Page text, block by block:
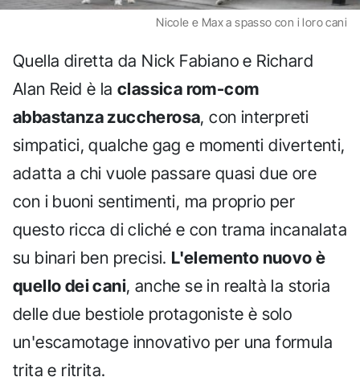
Nicole e Max a spasso con i loro cani
Quella diretta da Nick Fabiano e Richard
Alan Reid è laclassica rom-com
abbastanza zuccherosa, con interpreti
simpatici, qualche gag e momenti divertenti,
adatta a chi vuole passare quasi due ore
con i buoni sentimenti, ma proprio per
questo ricca di cliché e con trama incanalata
su binari ben precisi. L'elemento nuovo è
quello dei cani, anche se in realtà la storia
delle due bestiole protagoniste è solo
un'escamotage innovativo per una formula
trita e ritrita.